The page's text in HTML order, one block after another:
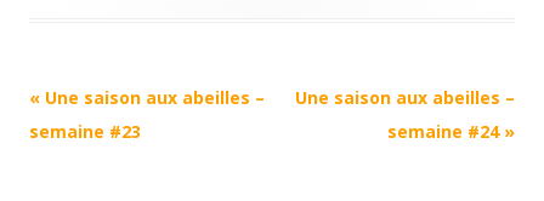
Navigation
Article
« Une saison aux abeilles –
semaine #23
Une saison aux abeilles –
semaine #24 »